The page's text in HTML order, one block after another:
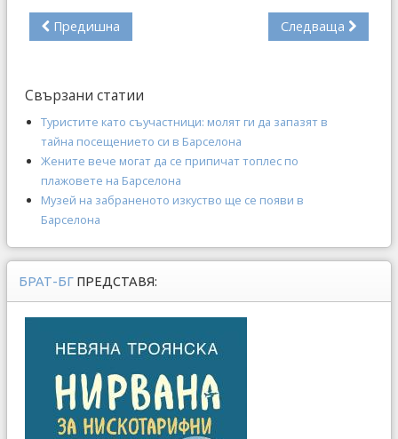
Предишна Следваща
Свързани статии
Туристите като съучастници: молят ги да запазят в
тайна посещението си в Барселона
Жените вече могат да се припичат топлес по
плажовете на Барселона
Музей на забраненото изкуство ще се появи в
Барселона
БРАТ-БГ ПРЕДСТАВЯ: